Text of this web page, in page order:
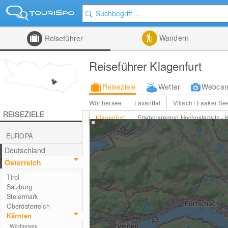
Reiseführer Wandern
Reiseführer Klagenfurt
Reiseziele Wetter
Wörthersee Lavanttal Villach / Faaker
Klagenfurt
Erlebnisregion Hochosterwitz -
REISEZIELE
EUROPA
Deutschland
Österreich
Tirol
Salzburg
Steiermark
Oberösterreich
Kärnten
Wörthersee